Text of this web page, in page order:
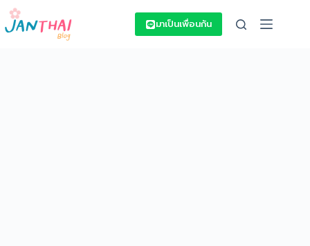
Skip
content
มาเป็นเพื่อนกัน